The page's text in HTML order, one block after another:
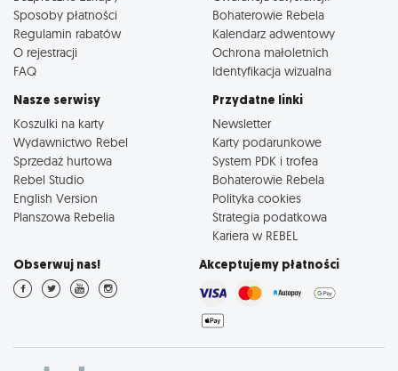
Sposoby płatności
Regulamin rabatów
O rejestracji
FAQ
Bohaterowie Rebela
Kalendarz adwentowy
Ochrona małoletnich
Identyfikacja wizualna
Nasze serwisy
Koszulki na karty
Wydawnictwo Rebel
Sprzedaż hurtowa
Rebel Studio
English Version
Planszowa Rebelia
Przydatne linki
Newsletter
Karty podarunkowe
System PDK i trofea
Bohaterowie Rebela
Polityka cookies
Strategia podatkowa
Kariera w REBEL
Obserwuj nas! Akceptujemy płatności